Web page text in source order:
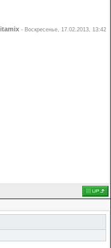
- Воскресенье, 17.02.2013, 13:42